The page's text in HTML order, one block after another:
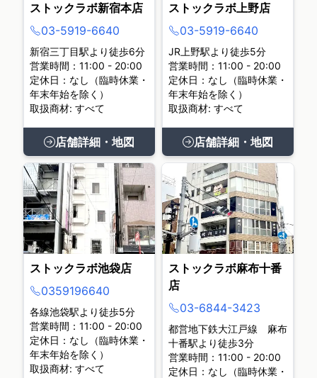
ストックラボ新宿本店
03-5919-6640
新宿三丁目駅より徒歩6分
営業時間：11:00 - 20:00
定休日：なし（臨時休業・
年末年始を除く）
取扱商材: すべて
店舗詳細・地図
ストックラボ上野店
03-5919-6640
JR上野駅より徒歩5分
営業時間：11:00 - 20:00
定休日：なし（臨時休業・
年末年始を除く）
取扱商材: すべて
店舗詳細・地図
ストックラボ池袋店
0359196640
各線池袋駅より徒歩5分
営業時間：11:00 - 20:00
定休日：なし（臨時休業・
年末年始を除く）
取扱商材: すべて
ストックラボ麻布十番
店
03-6844-3423
都営地下鉄大江戸線 麻布
十番駅より徒歩3分
営業時間：11:00 - 20:00
定休日：なし（臨時休業・